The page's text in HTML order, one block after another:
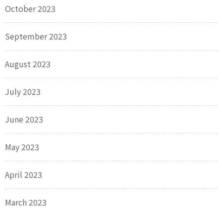
October 2023
September 2023
August 2023
July 2023
June 2023
May 2023
April 2023
March 2023